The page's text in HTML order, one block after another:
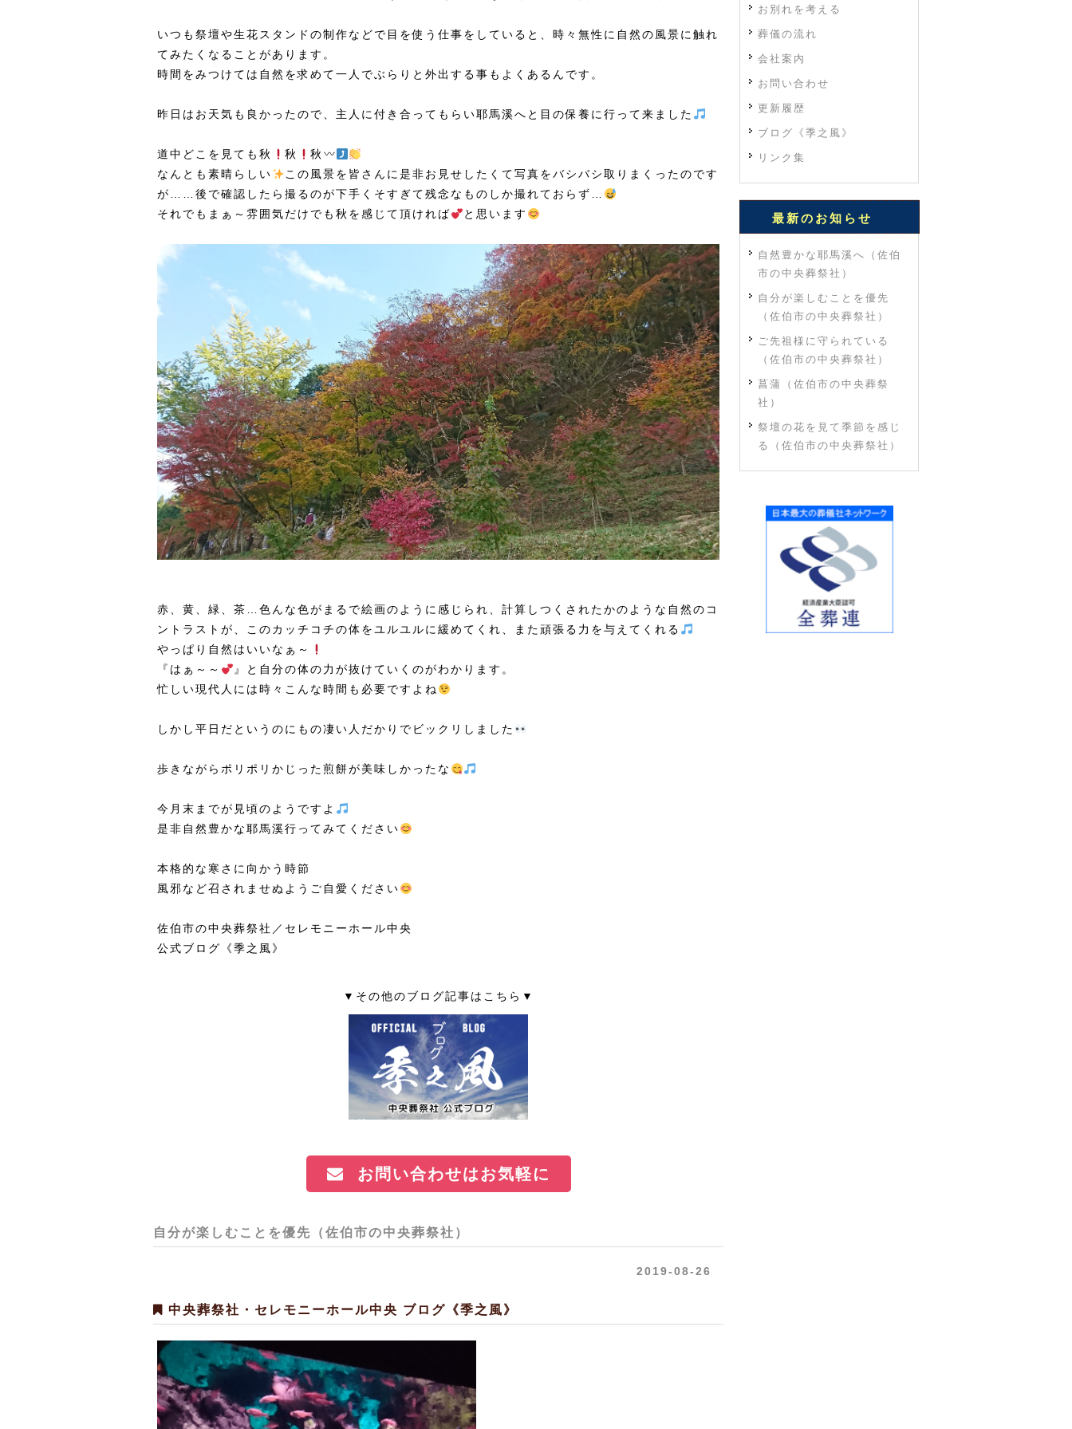
いつも祭壇や生花スタンドの制作などで目を使う仕事をしていると、時々無性に自然の風景に触れ
てみたくなることがあります。
時間をみつけては自然を求めて一人でぶらりと外出する事もよくあるんです。
昨日はお天気も良かったので、主人に付き合ってもらい耶馬溪へと目の保養に行って来ました
道中どこを見ても秋 秋
秋
なんとも素晴らしい
この風景を皆さんに是非お見せしたくて写真をバシバシ取りまくったのです
が……後で確認したら撮るのが下手くそすぎて残念なものしか撮れておらず…
それでもまぁ～雰囲気だけでも秋を感じて頂ければ
と思います
赤、黄、緑、茶…色んな色がまるで絵画のように感じられ、計算しつくされたかのような自然のコ
ントラストが、このカッチコチの体をユルユルに緩めてくれ、また頑張る力を与えてくれる
やっぱり自然はいいなぁ～
『はぁ～～
』と自分の体の力が抜けていくのがわかります。
忙しい現代人には時々こんな時間も必要ですよね
しかし平日だというのにもの凄い人だかりでビックリしました
歩きながらポリポリかじった煎餅が美味しかったな
今月末までが見頃のようですよ
是非自然豊かな耶馬溪行ってみてください
本格的な寒さに向かう時節
風邪など召されませぬようご自愛ください
佐伯市の中央葬祭社／セレモニーホール中央
公式ブログ《季之風》
▼その他のブログ記事はこちら▼
お問い合わせはお気軽に
自分が楽しむことを優先（佐伯市の中央葬祭社）
2019-08-26
中央葬祭社・セレモニーホール中央 ブログ《季之風》
お別れを考える
葬儀の流れ
会社案内
お問い合わせ
更新履歴
ブログ《季之風》
リンク集
最新のお知らせ
自然豊かな耶馬溪へ（佐伯
市の中央葬祭社）
自分が楽しむことを優先
（佐伯市の中央葬祭社）
ご先祖様に守られている
（佐伯市の中央葬祭社）
菖蒲（佐伯市の中央葬祭
社）
祭壇の花を見て季節を感じ
る（佐伯市の中央葬祭社）